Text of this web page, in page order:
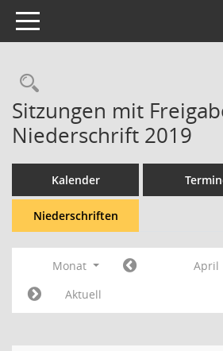
Toggle navigation
Rechercheauswahl
Sitzungen mit
Niederschrift 2019
Kalender
Niederschriften
Monat April
Aktuell